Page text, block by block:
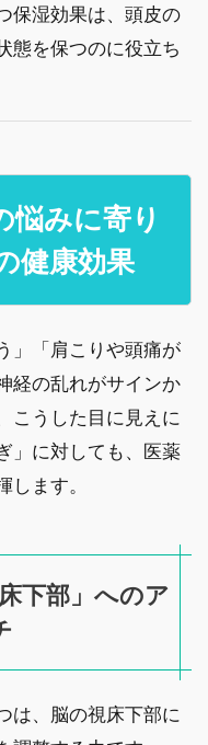
保湿効果は、頭皮の
態を保つのに役立ち
悩みに寄り
健康効果
」「肩こりや頭痛が
経の乱れがサインか
こうした目に見えに
」に対しても、医薬
ます。
下部」へのア
は、脳の視床下部に